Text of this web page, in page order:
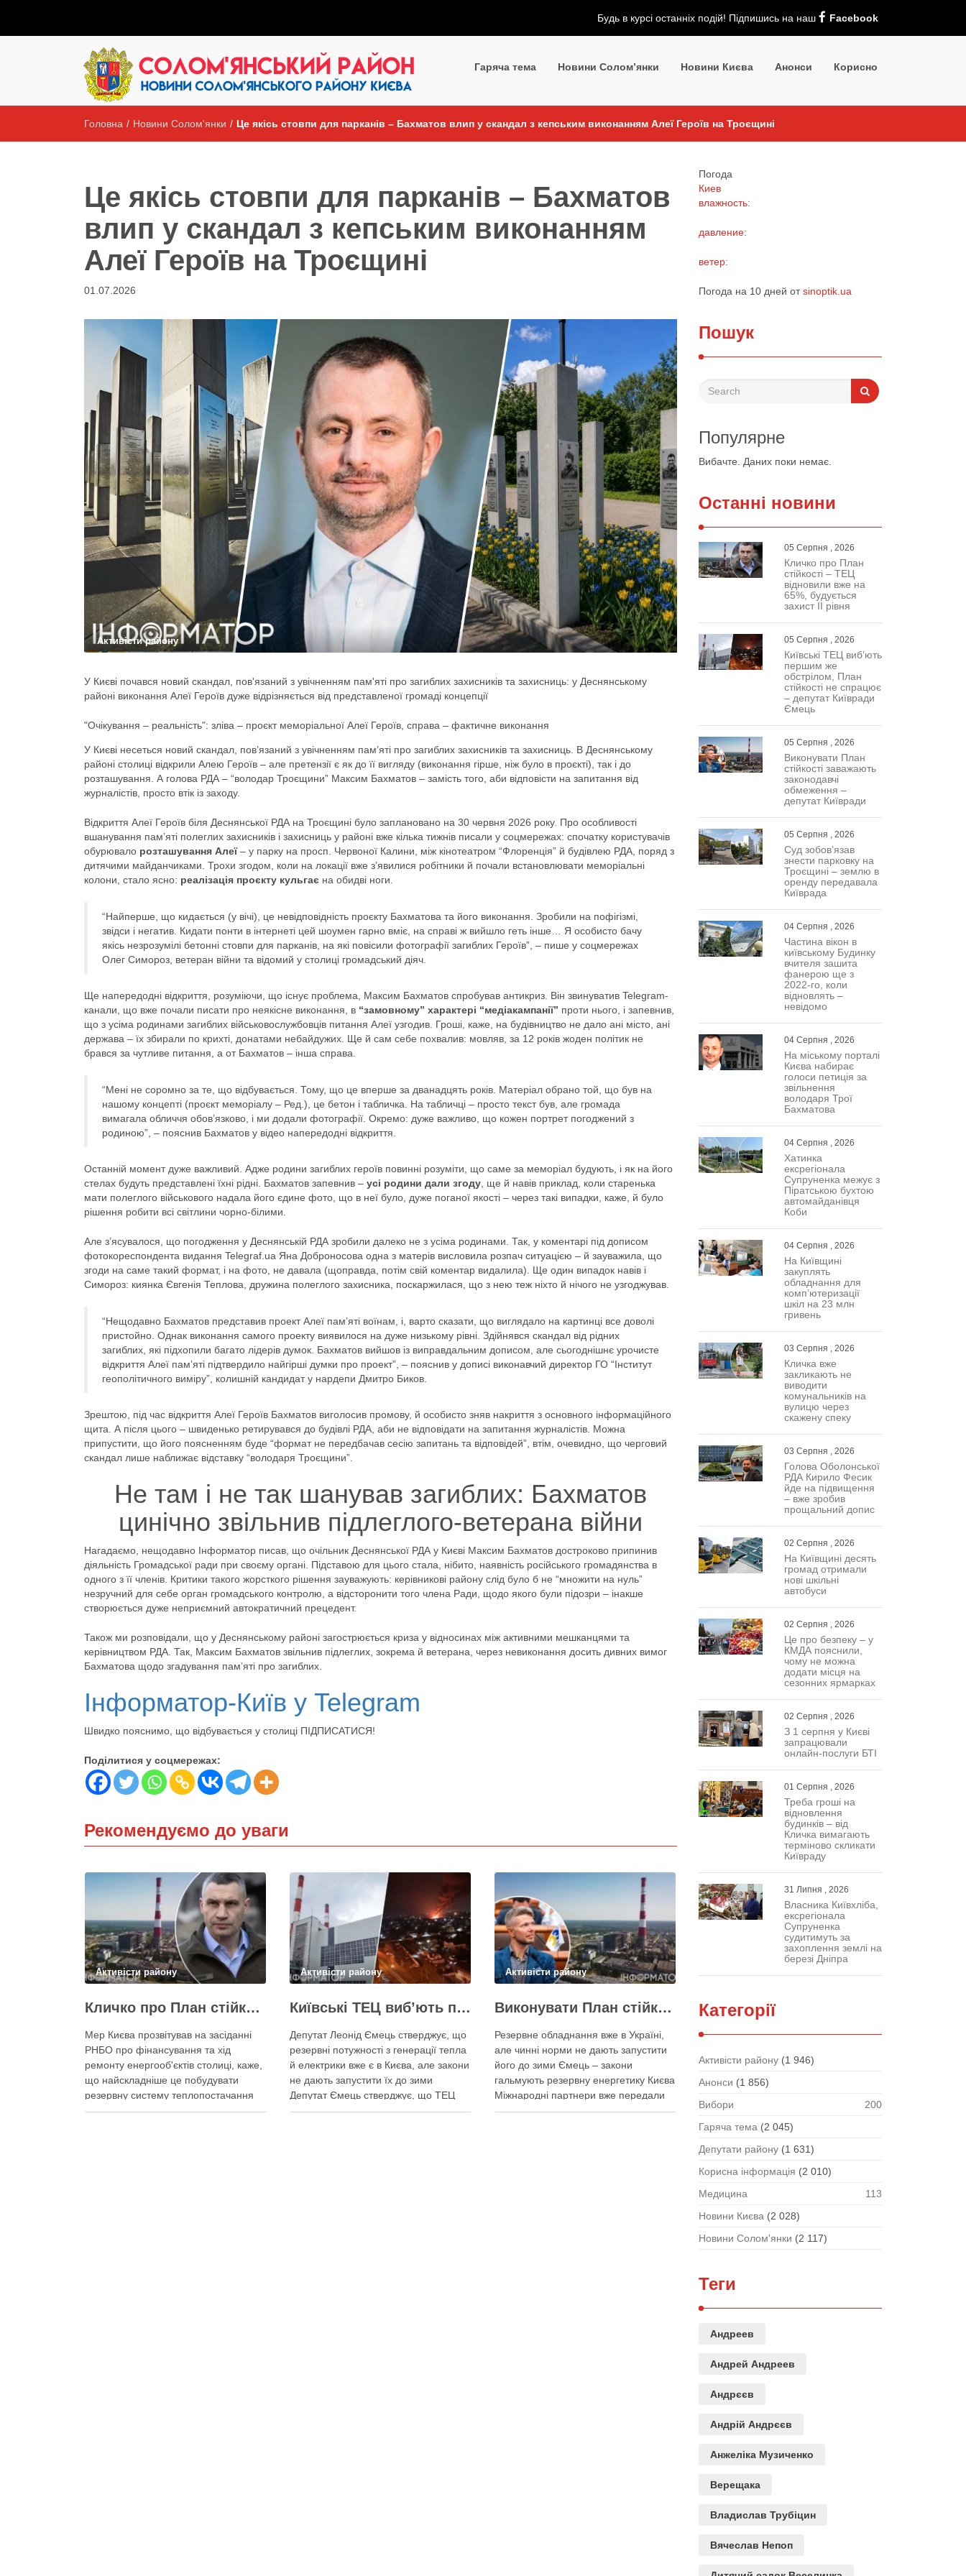
Будь в курсі останніх подій! Підпишись на наш Facebook
Гаряча тема Новини Солом’янки Новини Києва Анонси Корисно
Головна / Новини Солом'янки / Це якісь стовпи для парканів – Бахматов влип у скандал з кепським виконанням Алеї Героїв на Троєщині
Це якісь стовпи для парканів – Бахматов
влип у скандал з кепським виконанням
Алеї Героїв на Троєщині
01.07.2026
Активісти району
У Києві почався новий скандал, пов'язаний з увічненням пам'яті про загиблих захисників та захисниць: у Деснянському
районі виконання Алеї Героїв дуже відрізняється від представленої громаді концепції
"Очікування – реальність": зліва – проєкт меморіальної Алеї Героїв, справа – фактичне виконання
У Києві несеться новий скандал, пов’язаний з увічненням пам’яті про загиблих захисників та захисниць. В Деснянському
районі столиці відкрили Алею Героїв – але претензії є як до її вигляду (виконання гірше, ніж було в проєкті), так і до
розташування. А голова РДА – “володар Троєщини” Максим Бахматов – замість того, аби відповісти на запитання від
журналістів, просто втік із заходу.
Відкриття Алеї Героїв біля Деснянської РДА на Троєщині було заплановано на 30 червня 2026 року. Про особливості
вшанування пам’яті полеглих захисників і захисниць у районі вже кілька тижнів писали у соцмережах: спочатку користувачів
обурювало розташування Алеї– у парку на просп. Червоної Калини, між кінотеатром “Флоренція” й будівлею РДА, поряд з
дитячими майданчиками. Трохи згодом, коли на локації вже з’явилися робітники й почали встановлювати меморіальні
колони, стало ясно: реалізація проєкту кульгає на обидві ноги.
“Найперше, що кидається (у вічі), це невідповідність проєкту Бахматова та його виконання. Зробили на пофігізмі,
звідси і негатив. Кидати понти в інтернеті цей шоумен гарно вміє, на справі ж вийшло геть інше… Я особисто бачу
якісь незрозумілі бетонні стовпи для парканів, на які повісили фотографії загиблих Героїв”, – пише у соцмережах
Олег Симороз, ветеран війни та відомий у столиці громадський діяч.
Ще напередодні відкриття, розуміючи, що існує проблема, Максим Бахматов спробував антикриз. Він звинуватив Telegram-
канали, що вже почали писати про неякісне виконання, в “замовному” характері “медіакампанії” проти нього, і запевнив,
що з усіма родинами загиблих військовослужбовців питання Алеї узгодив. Гроші, каже, на будівництво не дало ані місто, ані
держава – їх збирали по крихті, донатами небайдужих. Ще й сам себе похвалив: мовляв, за 12 років жоден політик не
брався за чутливе питання, а от Бахматов – інша справа.
“Мені не соромно за те, що відбувається. Тому, що це вперше за дванадцять років. Матеріал обрано той, що був на
нашому концепті (проєкт меморіалу – Ред.), це бетон і табличка. На табличці – просто текст був, але громада
вимагала обличчя обов’язково, і ми додали фотографії. Окремо: дуже важливо, що кожен портрет погоджений з
родиною”, – пояснив Бахматов у відео напередодні відкриття.
Останній момент дуже важливий. Адже родини загиблих героїв повинні розуміти, що саме за меморіал будують, і як на його
стелах будуть представлені їхні рідні. Бахматов запевнив – усі родини дали згоду , ще й навів приклад, коли старенька
мати полеглого військового надала його єдине фото, що в неї було, дуже поганої якості – через такі випадки, каже, й було
рішення робити всі світлини чорно-білими.
Але з’ясувалося, що погодження у Деснянській РДА зробили далеко не з усіма родинами. Так, у коментарі під дописом
фотокореспондента видання Telegraf.ua Яна Доброносова одна з матерів висловила розпач ситуацією – й зауважила, що
згоди на саме такий формат, і на фото, не давала (щоправда, потім свій коментар видалила). Ще один випадок навів і
Симороз: киянка Євгенія Теплова, дружина полеглого захисника, поскаржилася, що з нею теж ніхто й нічого не узгоджував.
“Нещодавно Бахматов представив проект Алеї пам’яті воїнам, і, варто сказати, що виглядало на картинці все доволі
пристойно. Однак виконання самого проекту виявилося на дуже низькому рівні. Здійнявся скандал від рідних
загиблих, які підхопили багато лідерів думок. Бахматов вийшов із виправдальним дописом, але сьогоднішнє урочисте
відкриття Алеї пам’яті підтвердило найгірші думки про проект”, – пояснив у дописі виконавчий директор ГО “Інститут
геополітичного виміру”, колишній кандидат у нардепи Дмитро Биков.
Зрештою, під час відкриття Алеї Героїв Бахматов виголосив промову, й особисто зняв накриття з основного інформаційного
щита. А після цього – швиденько ретирувався до будівлі РДА, аби не відповідати на запитання журналістів. Можна
припустити, що його поясненням буде “формат не передбачав сесію запитань та відповідей”, втім, очевидно, що черговий
скандал лише наближає відставку “володаря Троєщини”.
Не там і не так шанував загиблих: Бахматов
цинічно звільнив підлеглого-ветерана війни
Нагадаємо, нещодавно Інформатор писав, що очільник Деснянської РДА у Києві Максим Бахматов достроково припинив
діяльність Громадської ради при своєму органі. Підставою для цього стала, нібито, наявність російського громадянства в
одного з її членів. Критики такого жорсткого рішення зауважують: керівникові району слід було б не “множити на нуль”
незручний для себе орган громадського контролю, а відсторонити того члена Ради, щодо якого були підозри – інакше
створюється дуже неприємний автократичний прецедент.
Також ми розповідали, що у Деснянському районі загострюється криза у відносинах між активними мешканцями та
керівництвом РДА. Так, Максим Бахматов звільнив підлеглих, зокрема й ветерана, через невиконання досить дивних вимог
Бахматова щодо згадування пам’яті про загиблих.
Інформатор-Київ у Telegram
Швидко пояснимо, що відбувається у столиці ПІДПИСАТИСЯ!
Поділитися у соцмережах:
Рекомендуємо до уваги
Активісти району
Кличко про План стійкості – ТЕЦ відновили вже на 65%, будується захист ІІ рівня
Мер Києва прозвітував на засіданні
РНБО про фінансування та хід
ремонту енергооб'єктів столиці, каже,
що найскладніше це побудувати
резервну систему теплопостачання
Кличко розповів про виконання Плану
Активісти району
Київські ТЕЦ виб’ють першим же обстрілом, План стійкості не спрацює – депутат Київради Ємець
Депутат Леонід Ємець стверджує, що
резервні потужності з генерації тепла
й електрики вже є в Києва, але закони
не дають запустити їх до зими
Депутат Ємець стверджує, що ТЕЦ
можуть бути знищені першим же
Активісти району
Виконувати План стійкості заважають законодавчі обмеження – депутат Київради
Резервне обладнання вже в Україні,
але чинні норми не дають запустити
його до зими Ємець – закони
гальмують резервну енергетику Києва
Міжнародні партнери вже передали
Україні обладнання для резервного
Погода
Киев
влажность:
давление:
ветер:
Погода на 10 дней отsinoptik.ua
Пошук
Популярне
Вибачте. Даних поки немає.
Останні новини
05 Серпня , 2026
Кличко про План
стійкості – ТЕЦ
відновили вже на
65%, будується
захист ІІ рівня
05 Серпня , 2026
Київські ТЕЦ виб’ють
першим же
обстрілом, План
стійкості не спрацює
– депутат Київради
Ємець
05 Серпня , 2026
Виконувати План
стійкості заважають
законодавчі
обмеження –
депутат Київради
05 Серпня , 2026
Суд зобов’язав
знести парковку на
Троєщині – землю в
оренду передавала
Київрада
04 Серпня , 2026
Частина вікон в
київському Будинку
вчителя зашита
фанерою ще з
2022-го, коли
відновлять –
невідомо
04 Серпня , 2026
На міському порталі
Києва набирає
голоси петиція за
звільнення
володаря Трої
Бахматова
04 Серпня , 2026
Хатинка
ексрегіонала
Супруненка межує з
Піратською бухтою
автомайданівця
Коби
04 Серпня , 2026
На Київщині
закуплять
обладнання для
комп’ютеризації
шкіл на 23 млн
гривень
03 Серпня , 2026
Кличка вже
закликають не
виводити
комунальників на
вулицю через
скажену спеку
03 Серпня , 2026
Голова Оболонської
РДА Кирило Фесик
йде на підвищення
– вже зробив
прощальний допис
02 Серпня , 2026
На Київщині десять
громад отримали
нові шкільні
автобуси
02 Серпня , 2026
Це про безпеку – у
КМДА пояснили,
чому не можна
додати місця на
сезонних ярмарках
02 Серпня , 2026
З 1 серпня у Києві
запрацювали
онлайн-послуги БТІ
01 Серпня , 2026
Треба гроші на
відновлення
будинків – від
Кличка вимагають
терміново скликати
Київраду
31 Липня , 2026
Власника Київхліба,
ексрегіонала
Супруненка
судитимуть за
захоплення землі на
березі Дніпра
Категорії
Активісти району (1 946)
Анонси (1 856)
Вибори
200
Гаряча тема (2 045)
Депутати району (1 631)
Корисна інформація (2 010)
Медицина
113
Новини Києва (2 028)
Новини Солом'янки (2 117)
Теги
Андреев
Андрей Андреев
Андрєєв
Андрій Андрєєв
Анжеліка Музиченко
Верещака
Владислав Трубіцин
Вячеслав Непоп